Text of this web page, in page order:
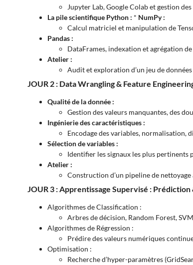
Jupyter Lab, Google Colab et gestion
La pile scientifique Python : * NumPy :
Calcul matriciel et manipulation de
Pandas :
DataFrames, indexation et agrégation
Atelier :
Audit et exploration d’un jeu de
JOUR 2 : Data Wrangling & Feature
Qualité de la donnée :
Gestion des valeurs manquantes, des
Ingénierie des caractéristiques :
Encodage des variables, normalisation,
Sélection de variables :
Identifier les signaux les plus pertinents
Atelier :
Construction d’un pipeline de
JOUR 3 : Apprentissage Supervisé :
Algorithmes de Classification :
Arbres de décision, Random Forest,
Algorithmes de Régression :
Prédire des valeurs numériques
Optimisation :
Recherche d’hyper-paramètres